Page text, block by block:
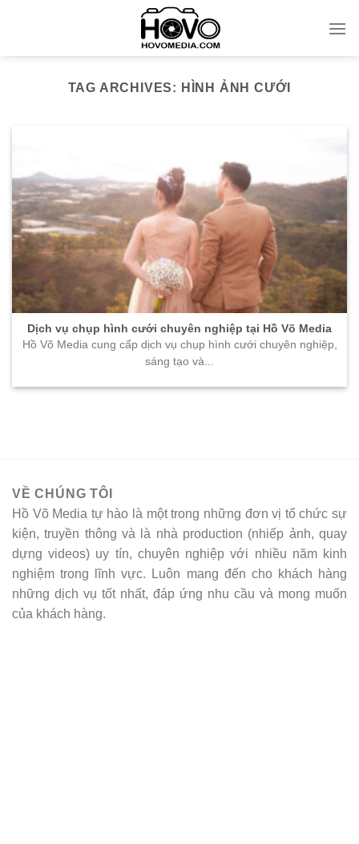
TAG ARCHIVES: HÌNH ẢNH CƯỚI
Dịch vụ chụp hình cưới chuyên nghiệp tại Hồ Võ Media
Hồ Võ Media cung cấp dịch vụ chụp hình cưới chuyên nghiệp,
sáng tạo và...
VỀ CHÚNG TÔI
Hồ Võ Media tự hào là một trong những đơn vị tổ chức sự
kiện, truyền thông và là nhà production (nhiếp ảnh, quay
dựng videos) uy tín, chuyên nghiệp với nhiều năm kinh
nghiệm trong lĩnh vực. Luôn mang đến cho khách hàng
những dịch vụ tốt nhất, đáp ứng nhu cầu và mong muốn
của khách hàng.